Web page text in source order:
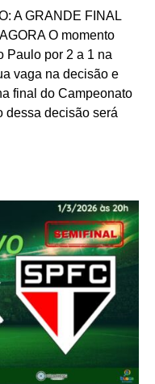
A GRANDE FINAL
O momento
Paulo por 2 a 1 na
vaga na decisão e
final do Campeonato
dessa decisão será